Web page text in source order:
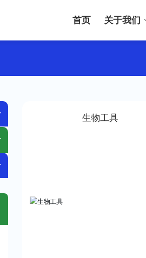
首页 关于我们
生物工具